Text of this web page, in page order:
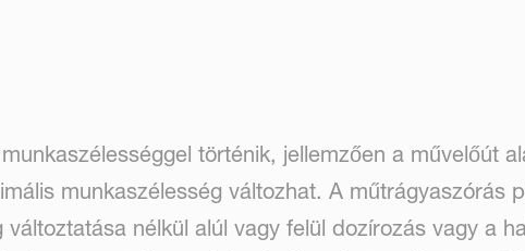
történik, jellemzően a művelőút
munkaszélesség változhat. A műtrágyaszórás
nélkül alúl vagy felül dozírozás vagy a